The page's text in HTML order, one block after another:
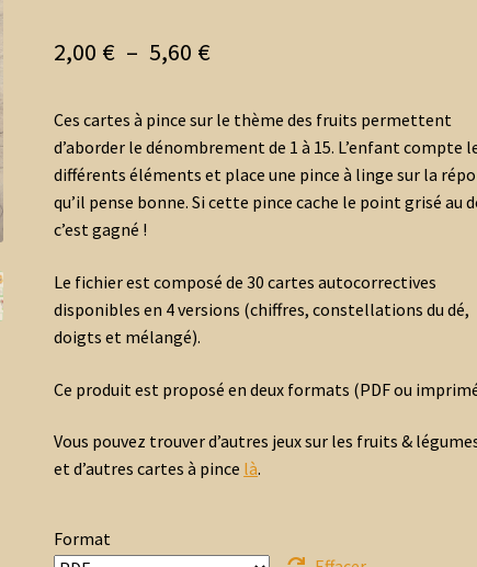
2,00 € – 5,60 €Plage
prix :
2,00 €
à
Ces cartes à pince sur le thème des fruits permettent
d’aborder le dénombrement de 1 à 15. L’enfant compte
différents éléments et place une pince à linge sur la
qu’il pense bonne. Si cette pince cache le point grisé au
c’est gagné !
Le fichier est composé de 30 cartes autocorrectives
disponibles en 4 versions (chiffres, constellations du dé,
doigts et mélangé).
Ce produit est proposé en deux formats (PDF ou i
Vous pouvez trouver d’autres jeux sur les fruits &
et d’autres cartes à pince là.
Format